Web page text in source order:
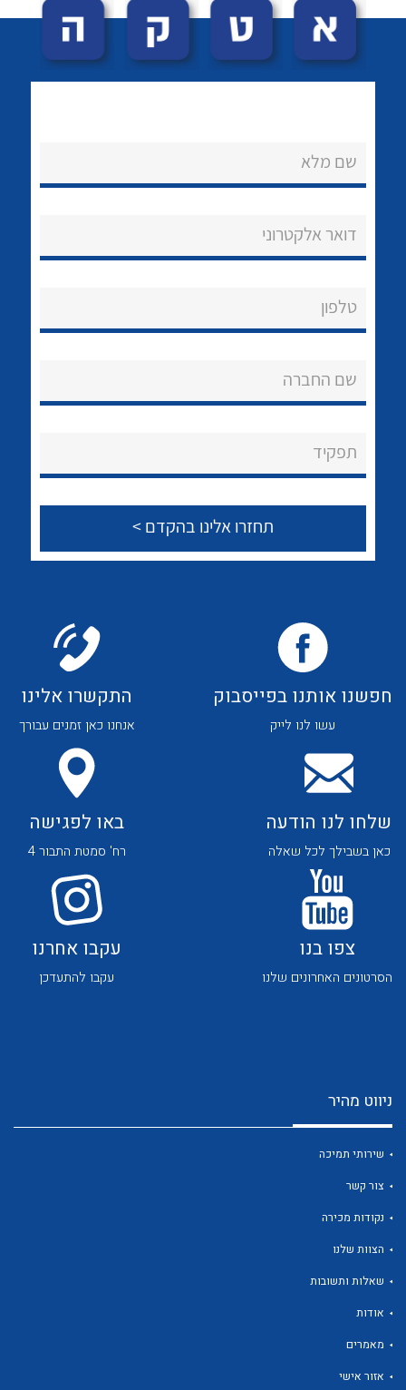
הצוות שלנו
שירותי תמיכה
לכל מוצרי היצרן לכל מוצרי היצרן
לכל מוצרי היצרן לכל מוצרי היצרן
לכל מוצרי היצרן לכל מוצרי היצרן
לכל מוצרי היצרן
שם מלא
דואר אלקטרוני
טלפון
שם החברה
תפקיד
חפשנו אותנו בפייסבוק
עשו לנו לייק
התקשרו אלינו
אנחנו כאן זמנים עבורך
שלחו לנו הודעה
כאן בשבילך לכל שאלה
באו לפגישה
רח' סמטת התבור 4
צפו בנו
הסרטונים האחרונים שלנו
עקבו אחרנו
עקבו להתעדכן
ניווט מהיר
שירותי תמיכה
צור קשר
נקודות מכירה
הצוות שלנו
שאלות ותשובות
אודות
מאמרים
אזור אישי